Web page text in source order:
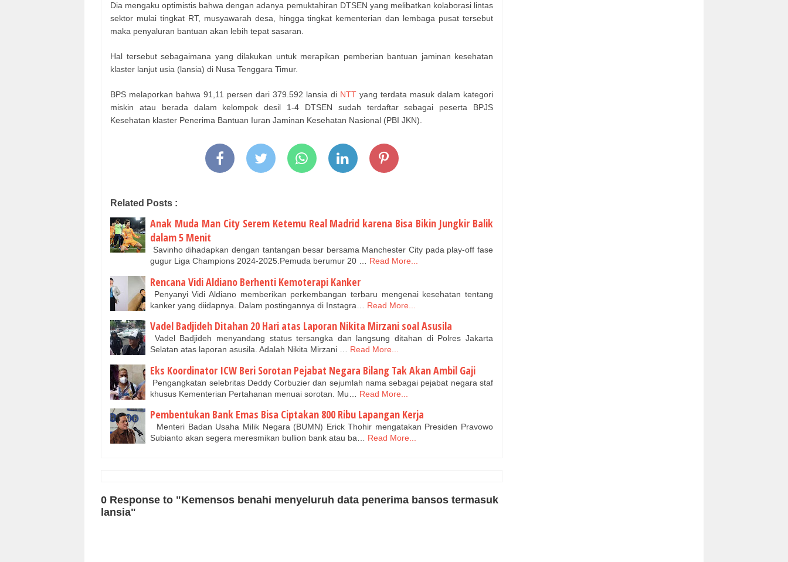
Dia mengaku optimistis bahwa dengan adanya pemuktahiran DTSEN yang melibatkan kolaborasi lintas
sektor mulai tingkat RT, musyawarah desa, hingga tingkat kementerian dan lembaga pusat tersebut
maka penyaluran bantuan akan lebih tepat sasaran.
Hal tersebut sebagaimana yang dilakukan untuk merapikan pemberian bantuan jaminan kesehatan
klaster lanjut usia (lansia) di Nusa Tenggara Timur.
BPS melaporkan bahwa 91,11 persen dari 379.592 lansia di NTT yang terdata masuk dalam kategori
miskin atau berada dalam kelompok desil 1-4 DTSEN sudah terdaftar sebagai peserta BPJS
Kesehatan klaster Penerima Bantuan Iuran Jaminan Kesehatan Nasional (PBI JKN).
Related Posts :
Anak Muda Man City Serem Ketemu Real Madrid karena Bisa Bikin Jungkir Balik
dalam 5 Menit
Savinho dihadapkan dengan tantangan besar bersama Manchester City pada play-off fase
gugur Liga Champions 2024-2025.Pemuda berumur 20 …
Read More...
Rencana Vidi Aldiano Berhenti Kemoterapi Kanker
Penyanyi Vidi Aldiano memberikan perkembangan terbaru mengenai kesehatan tentang
kanker yang diidapnya. Dalam postingannya di Instagra…
Read More...
Vadel Badjideh Ditahan 20 Hari atas Laporan Nikita Mirzani soal Asusila
Vadel Badjideh menyandang status tersangka dan langsung ditahan di Polres Jakarta
Selatan atas laporan asusila. Adalah Nikita Mirzani …
Read More...
Eks Koordinator ICW Beri Sorotan Pejabat Negara Bilang Tak Akan Ambil Gaji
Pengangkatan selebritas Deddy Corbuzier dan sejumlah nama sebagai pejabat negara staf
khusus Kementerian Pertahanan menuai sorotan. Mu…
Read More...
Pembentukan Bank Emas Bisa Ciptakan 800 Ribu Lapangan Kerja
Menteri Badan Usaha Milik Negara (BUMN) Erick Thohir mengatakan Presiden Pravowo
Subianto akan segera meresmikan bullion bank atau ba…
Read More...
0 Response to "Kemensos benahi menyeluruh data penerima bansos termasuk
lansia"